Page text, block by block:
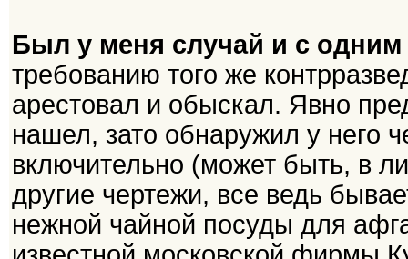
Был у меня случай и с
требованию того же
арестовал и обыскал. Явно
нашел, зато обнаружил у него
включительно (может быть, в
другие чертежи, все ведь
нежной чайной посуды для